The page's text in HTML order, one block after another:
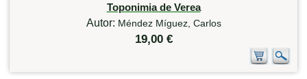
Toponimia de Verea
Autor: Méndez Míguez, Carlos
19,00 €